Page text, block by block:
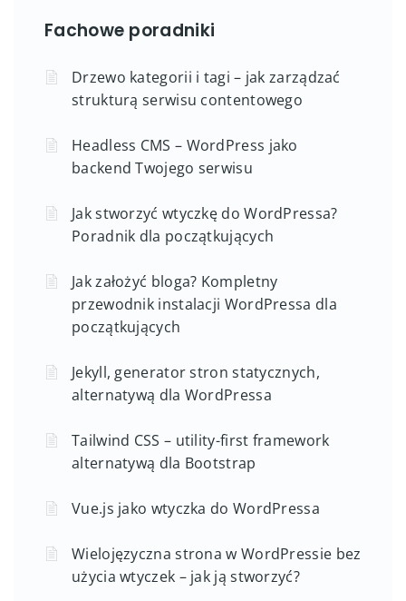
Fachowe poradniki
Drzewo kategorii i tagi – jak zarządzać
strukturą serwisu contentowego
Headless CMS – WordPress jako
backend Twojego serwisu
Jak stworzyć wtyczkę do WordPressa?
Poradnik dla początkujących
Jak założyć bloga? Kompletny
przewodnik instalacji WordPressa dla
początkujących
Jekyll, generator stron statycznych,
alternatywą dla WordPressa
Tailwind CSS – utility-first framework
alternatywą dla Bootstrap
Vue.js jako wtyczka do WordPressa
Wielojęzyczna strona w WordPressie bez
użycia wtyczek – jak ją stworzyć?